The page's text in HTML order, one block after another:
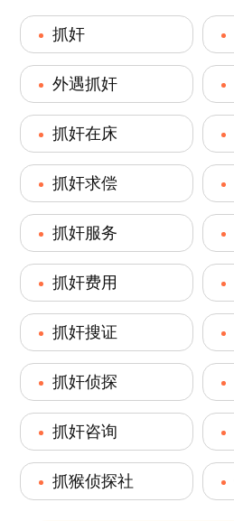
抓奸
外遇抓奸
抓奸在床
抓奸求偿
抓奸服务
抓奸费用
抓奸搜证
抓奸侦探
抓奸咨询
抓猴侦探社